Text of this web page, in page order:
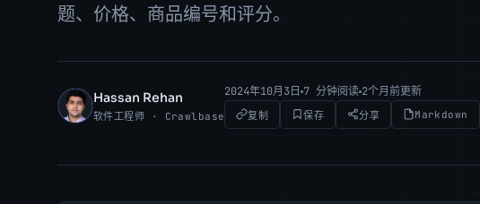
题、价格、商品编号和评分。
HR
Hassan Rehan
软件工程师 · Crawlbase
2024年10月3日 7 分钟阅读 2个月前更新
复制 保存 分享 Markdown